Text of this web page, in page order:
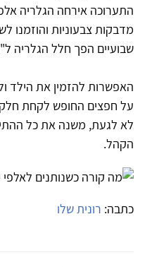
התערוכה אירחה הגלריה
מדבקות צבעוניות והוזמנו
שבועיים הפך חלל הגלריה
האפשרות להזמין את הילד
על חפצים החופש לקחת
לא לגעת, משנה את כל
הקהל.
כתבה: רונית שלו